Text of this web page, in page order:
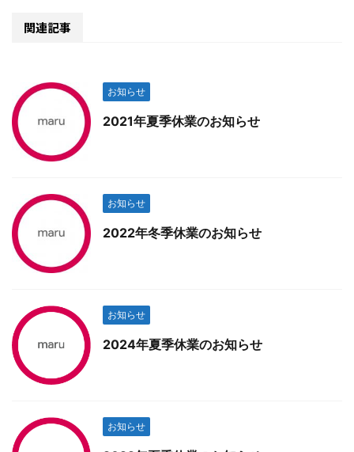
関連記事
お知らせ
2021年夏季休業のお知らせ
お知らせ
2022年冬季休業のお知らせ
お知らせ
2024年夏季休業のお知らせ
お知らせ